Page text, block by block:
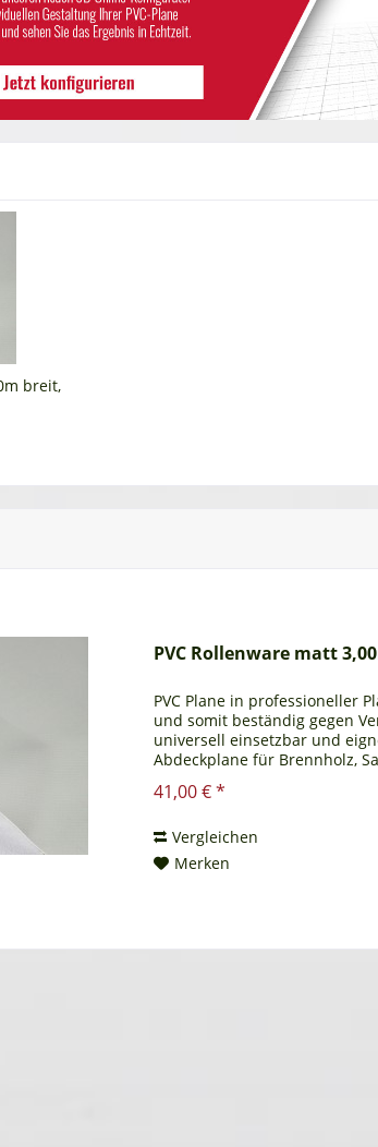
breit,
PVC Rollenware matt
PVC Plane in professioneller
und somit beständig gegen
universell einsetzbar und
Abdeckplane für Brennholz,
41,00 € *
Vergleichen
Merken